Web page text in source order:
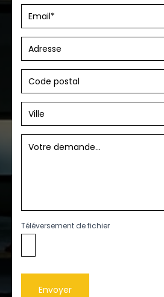
Téléversement de fichier
Envoyer